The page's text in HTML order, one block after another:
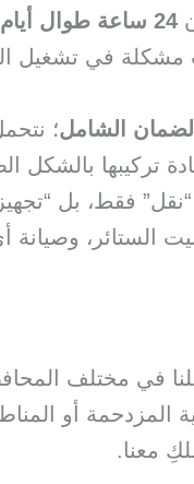
24 ساعة طوال أيام الأسبوع
مشكلة في تشغيل
الضمان الشامل؛
تركيبها بالشكل
“نقل” فقط، بل
الستائر، وصيانة
في مختلف
أو
معنا.